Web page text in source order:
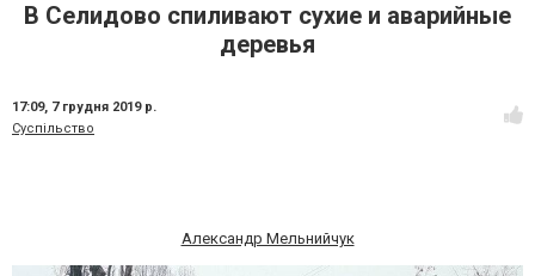
В Селидово спиливают сухие и аварийные
деревья
17:09, 7 грудня 2019 р.
Суспільство
Александр Мельнийчук